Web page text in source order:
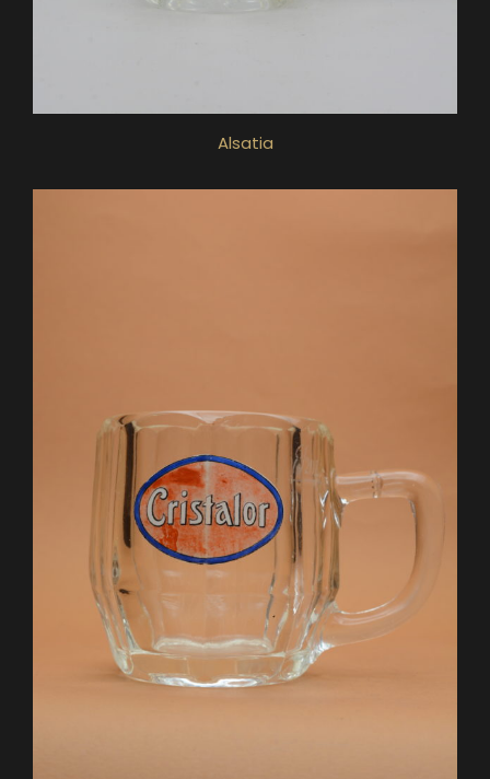
Alsatia